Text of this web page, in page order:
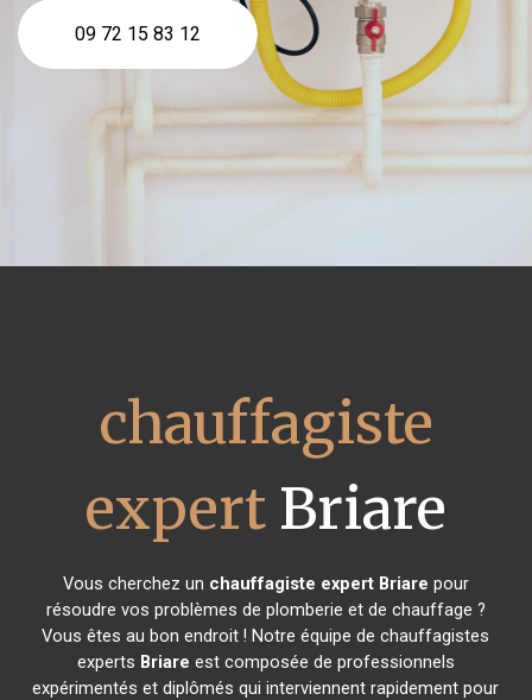
09 72 15 83 12
chauffagiste
expertBriare
Vous cherchez un chauffagiste expert Briare pour
résoudre vos problèmes de plomberie et de chauffage ?
Vous êtes au bon endroit ! Notre équipe de chauffagistes
experts Briare est composée de professionnels
expérimentés et diplômés qui interviennent rapidement pour